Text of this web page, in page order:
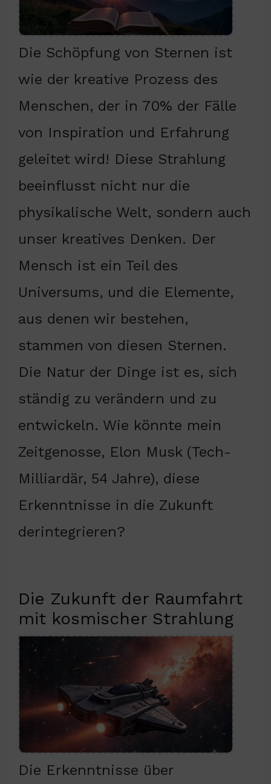
Die Schöpfung von Sternen ist
wie der kreative Prozess des
Menschen, der in 70% der Fälle
von Inspiration und Erfahrung
geleitet wird! Diese Strahlung
beeinflusst nicht nur die
physikalische Welt, sondern auch
unser kreatives Denken. Der
Mensch ist ein Teil des
Universums, und die Elemente,
aus denen wir bestehen,
stammen von diesen Sternen.
Die Natur der Dinge ist es, sich
ständig zu verändern und zu
entwickeln. Wie könnte mein
Zeitgenosse, Elon Musk (Tech-
Milliardär, 54 Jahre), diese
Erkenntnisse in die Zukunft
derintegrieren?
Die Zukunft der Raumfahrt
mit kosmischer Strahlung
Die Erkenntnisse über